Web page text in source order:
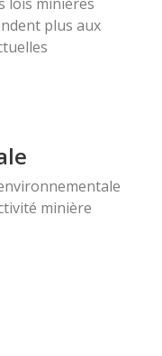
plus aux
minière